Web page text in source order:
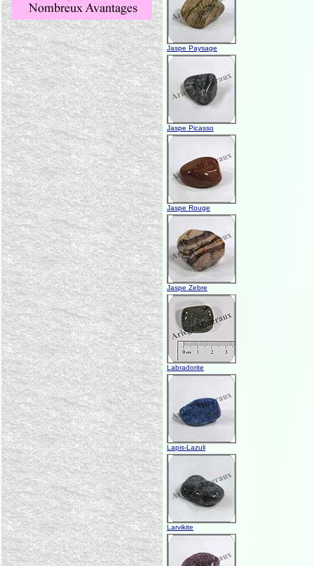
Jaspe Paysage
Jaspe Picasso
Jaspe Rouge
Jaspe Zebre
Labradorite
Lapis-Lazuli
Larvikite